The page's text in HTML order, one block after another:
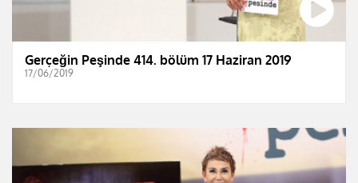
Gerçeğin Peşinde 414. bölüm 17 Haziran 2019
17/06/2019